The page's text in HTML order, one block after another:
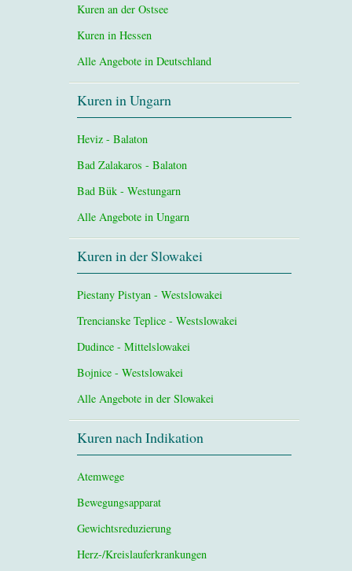
Kuren an der Ostsee
Kuren in Hessen
Alle Angebote in Deutschland
Kuren in Ungarn
Heviz - Balaton
Bad Zalakaros - Balaton
Bad Bük - Westungarn
Alle Angebote in Ungarn
Kuren in der Slowakei
Piestany Pistyan - Westslowakei
Trencianske Teplice - Westslowakei
Dudince - Mittelslowakei
Bojnice - Westslowakei
Alle Angebote in der Slowakei
Kuren nach Indikation
Atemwege
Bewegungsapparat
Gewichtsreduzierung
Herz-/Kreislauferkrankungen